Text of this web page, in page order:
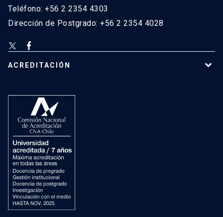
Teléfono: +56 2 2354 4303
Dirección de Postgrado: +56 2 2354 4028
ACREDITACIÓN